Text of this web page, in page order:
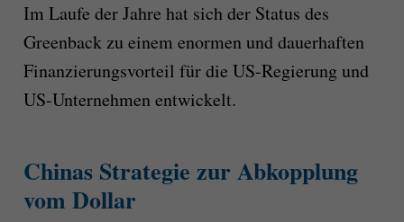
Im Laufe der Jahre hat sich der Status des
Greenback zu einem enormen und dauerhaften
Finanzierungsvorteil für die US-Regierung und
US-Unternehmen entwickelt.
Chinas Strategie zur Abkopplung
vom Dollar